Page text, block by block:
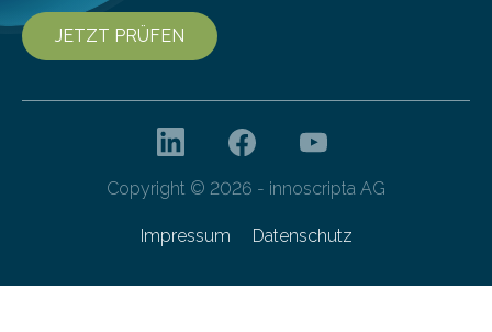
JETZT PRÜFEN
Copyright © 2026 - innoscripta AG
Impressum Datenschutz